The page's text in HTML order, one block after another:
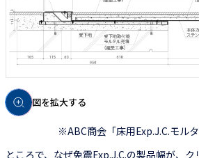
図を拡大する
※ABC商会「床用Exp.J.C.モル
ところで、なぜ免震Exp.J.C.の製品幅が、